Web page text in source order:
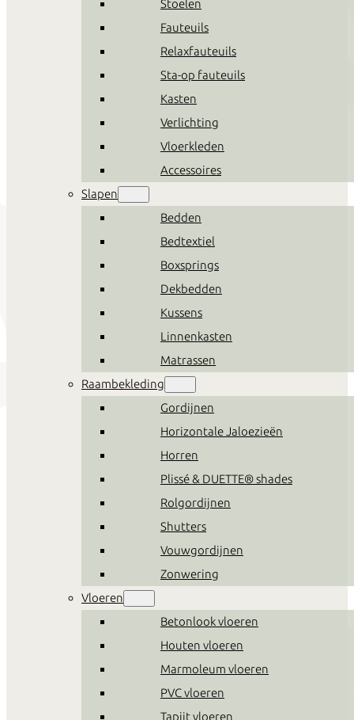
Stoelen
Fauteuils
Relaxfauteuils
Sta-op fauteuils
Kasten
Verlichting
Vloerkleden
Accessoires
Slapen
Bedden
Bedtextiel
Boxsprings
Dekbedden
Kussens
Linnenkasten
Matrassen
Raambekleding
Gordijnen
Horizontale Jaloezieën
Horren
Plissé & DUETTE® shades
Rolgordijnen
Shutters
Vouwgordijnen
Zonwering
Vloeren
Betonlook vloeren
Houten vloeren
Marmoleum vloeren
PVC vloeren
Tapijt vloeren